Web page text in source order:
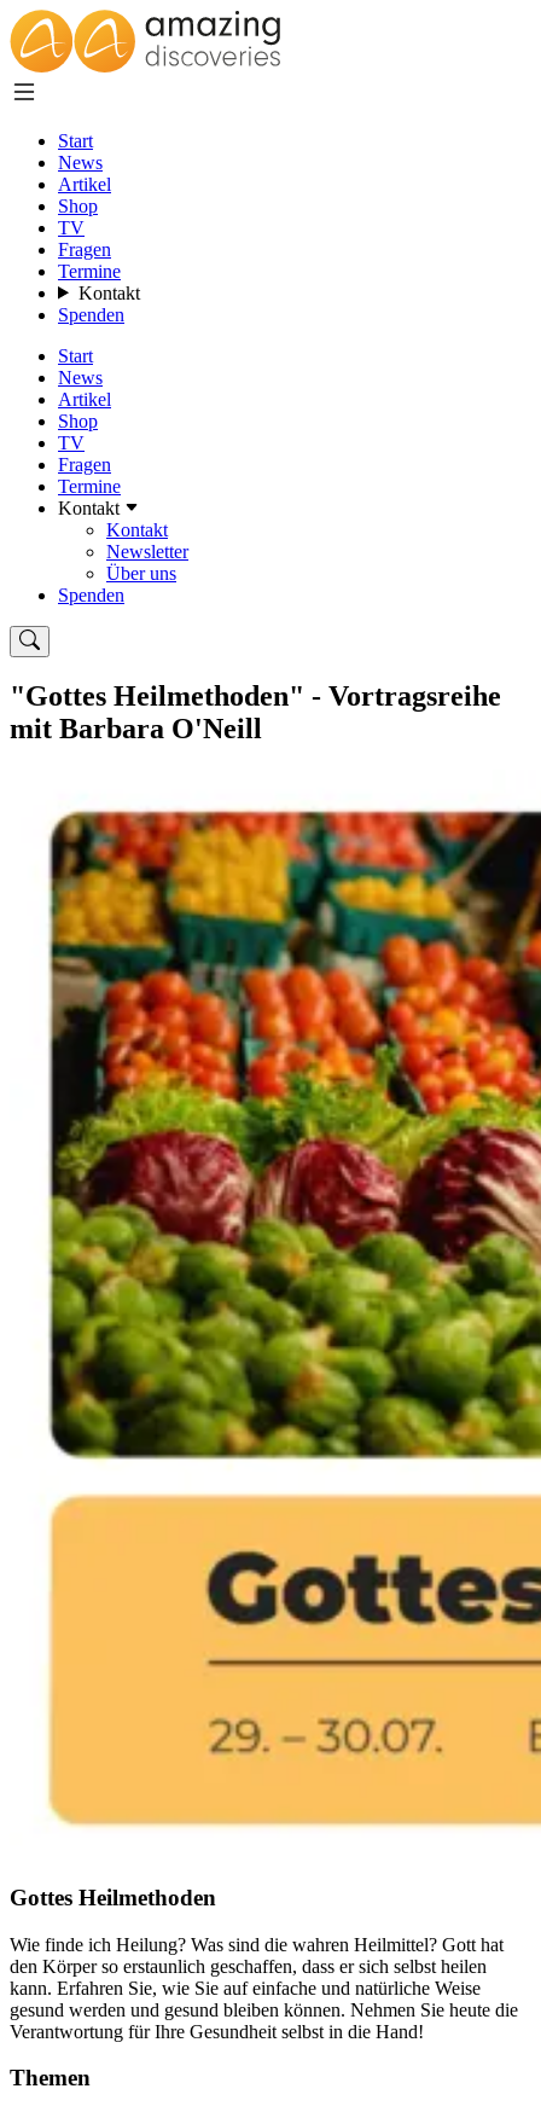
Start
News
Artikel
Shop
TV
Fragen
Termine
Kontakt
Spenden
Start
News
Artikel
Shop
TV
Fragen
Termine
Kontakt
Kontakt
Newsletter
Über uns
Spenden
"Gottes Heilmethoden" - Vortragsreihe
mit Barbara O'Neill
Gottes Heilmethoden
Wie finde ich Heilung? Was sind die wahren Heilmittel? Gott hat
den Körper so erstaunlich geschaffen, dass er sich selbst heilen
kann. Erfahren Sie, wie Sie auf einfache und natürliche Weise
gesund werden und gesund bleiben können. Nehmen Sie heute die
Verantwortung für Ihre Gesundheit selbst in die Hand!
Themen